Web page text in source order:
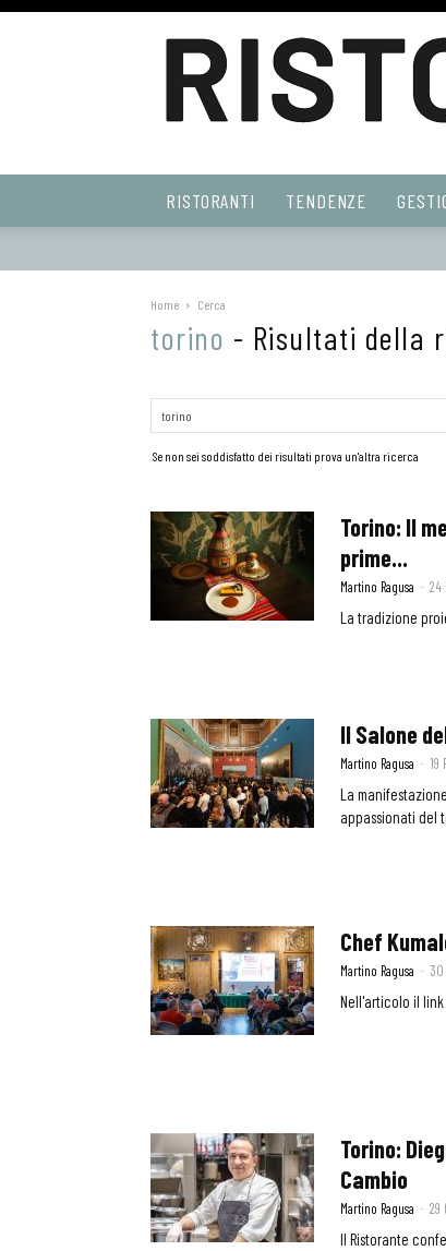
Web
RISTORANTI TENDENZE
Home Cerca
torino - Risultati della
Se non sei soddisfatto dei risultati prova un'altra ricerca
Torino: Il
prime...
Martino Ragusa - 24
La tradizione
Il Salone
Martino Ragusa - 19
La
appassionati del
Chef
Martino Ragusa - 30
Nell'articolo il
Torino:
Cambio
Martino Ragusa - 29
Il Ristorante